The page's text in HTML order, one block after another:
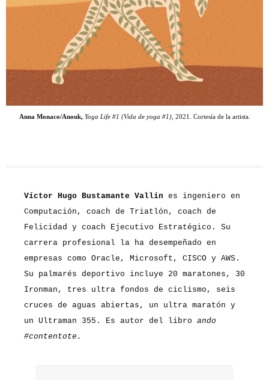
Anna Monaco/Anouk, Yoga Life #1 (Vida de yoga #1), 2021. Cortesía de la artista.
Víctor Hugo Bustamante Vallín es ingeniero en
Computación, coach de Triatlón, coach de
Felicidad y coach Ejecutivo Estratégico. Su
carrera profesional la ha desempeñado en
empresas como Oracle, Microsoft, CISCO y AWS.
Su palmarés deportivo incluye 20 maratones, 30
Ironman, tres ultra fondos de ciclismo, seis
cruces de aguas abiertas, un ultra maratón y
un Ultraman 355. Es autor del libro ando
#contentote.